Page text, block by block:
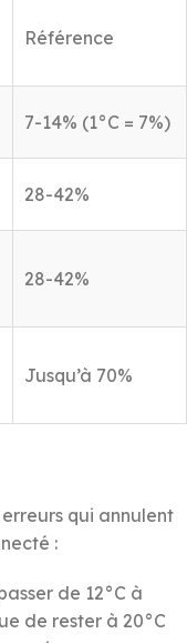
Référence
7-14% (1°C = 7%)
28-42%
28-42%
Jusqu’à 70%
qui annulent
:
de 12°C à
de rester à 20°C